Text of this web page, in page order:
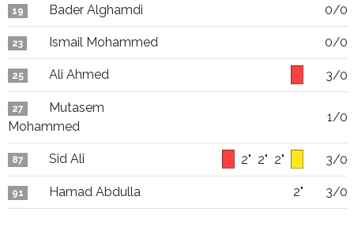
19 Bader Alghamdi 0/0
23 Ismail Mohammed 0/0
25 Ali Ahmed 3/0
27
Mutasem
Mohammed
1/0
87 Sid Ali 2" 2" 2" 3/0
91 Hamad Abdulla 2" 3/0